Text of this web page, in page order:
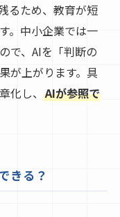
るため、教育が短
。中小企業では一
で、AIを「判断の
が上がります。具
化し、 AIが参照で
きる？